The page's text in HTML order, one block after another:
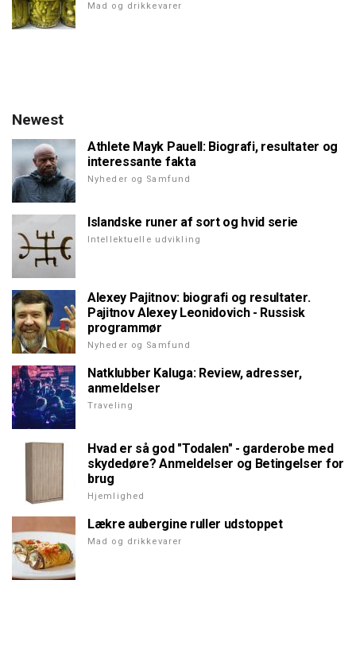
Mad og drikkevarer
Newest
Athlete Mayk Pauell: Biografi, resultater og
interessante fakta
Nyheder og Samfund
Islandske runer af sort og hvid serie
Intellektuelle udvikling
Alexey Pajitnov: biografi og resultater.
Pajitnov Alexey Leonidovich - Russisk
programmør
Nyheder og Samfund
Natklubber Kaluga: Review, adresser,
anmeldelser
Traveling
Hvad er så god "Todalen" - garderobe med
skydedøre? Anmeldelser og Betingelser for
brug
Hjemlighed
Lækre aubergine ruller udstoppet
Mad og drikkevarer